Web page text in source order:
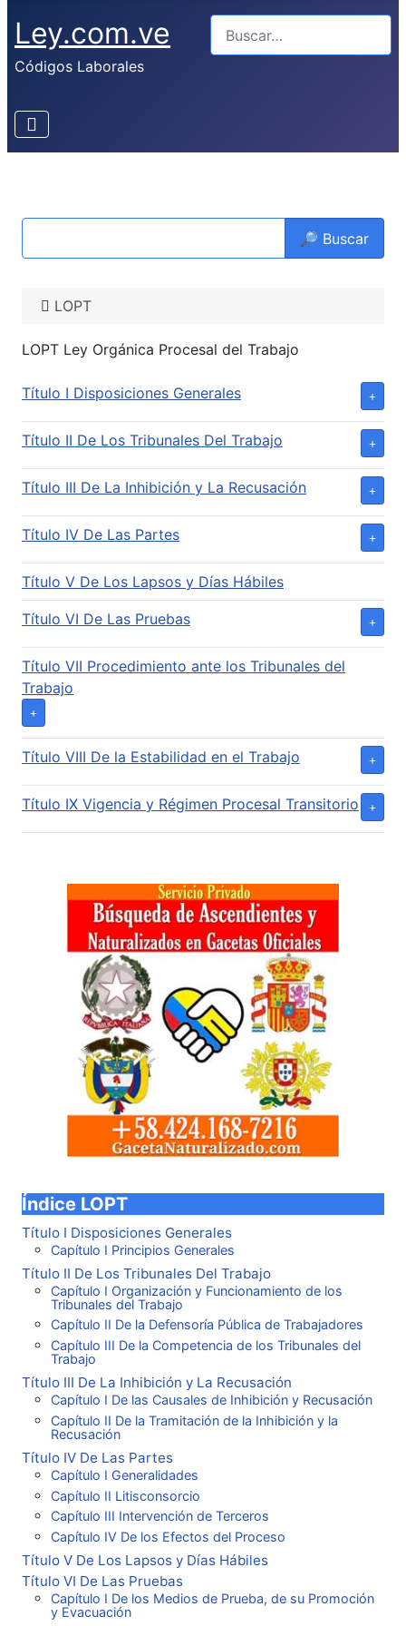
Ley.com.ve
Códigos Laborales
🔎 Buscar
LOPT
LOPT Ley Orgánica Procesal del Trabajo
Título I Disposiciones Generales
Título II De Los Tribunales Del Trabajo
Título III De La Inhibición y La Recusación
Título IV De Las Partes
Título V De Los Lapsos y Días Hábiles
Título VI De Las Pruebas
Título VII Procedimiento ante los Tribunales del
Trabajo
Título VIII De la Estabilidad en el Trabajo
Título IX Vigencia y Régimen Procesal Transitorio
Índice LOPT
Título I Disposiciones Generales
Capítulo I Principios Generales
Título II De Los Tribunales Del Trabajo
Capítulo I Organización y Funcionamiento de los
Tribunales del Trabajo
Capítulo II De la Defensoría Pública de Trabajadores
Capítulo III De la Competencia de los Tribunales del
Trabajo
Título III De La Inhibición y La Recusación
Capítulo I De las Causales de Inhibición y Recusación
Capítulo II De la Tramitación de la Inhibición y la
Recusación
Título IV De Las Partes
Capítulo I Generalidades
Capítulo II Litisconsorcio
Capítulo III Intervención de Terceros
Capítulo IV De los Efectos del Proceso
Título V De Los Lapsos y Días Hábiles
Título VI De Las Pruebas
Capítulo I De los Medios de Prueba, de su Promoción
y Evacuación